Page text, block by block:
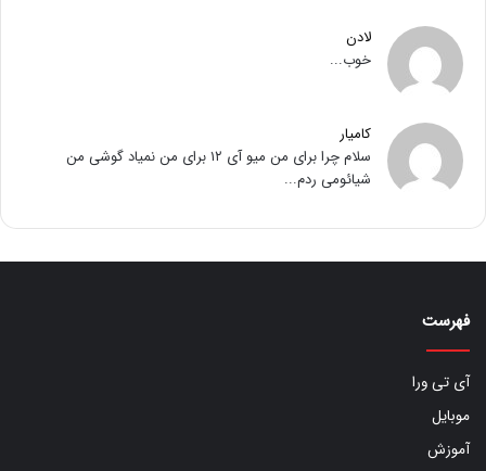
لادن
خوب...
کامیار
سلام چرا برای من میو آی ۱۲ برای من نمیاد گوشی من
شیائومی ردم...
فهرست
آی تی ورا
موبایل
آموزش